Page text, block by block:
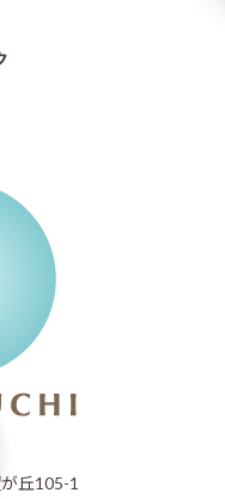
丘105-1